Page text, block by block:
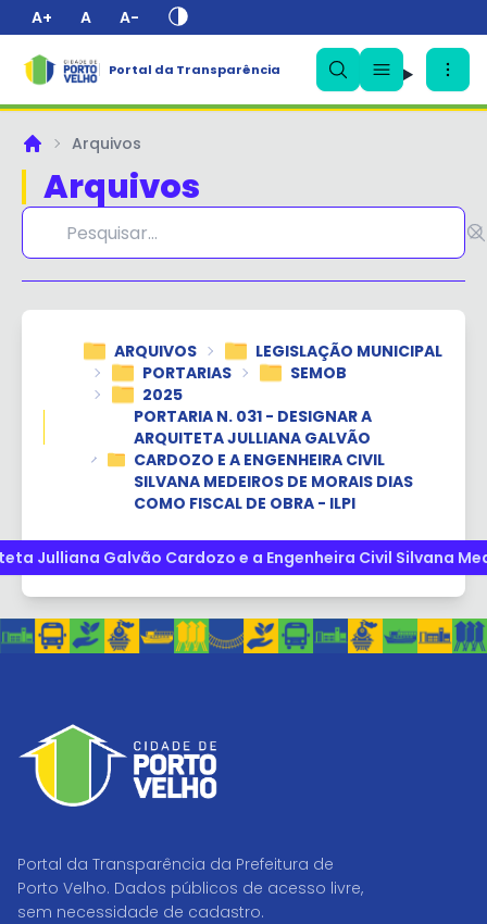
A+ A A-
Portal da Transparência
PrincipalArquivos
Arquivos
ARQUIVOS
LEGISLAÇÃO MUNICIPAL
PORTARIAS
SEMOB
2025
PORTARIA N. 031 - DESIGNAR A
ARQUITETA JULLIANA GALVÃO
CARDOZO E A ENGENHEIRA CIVIL
SILVANA MEDEIROS DE MORAIS DIAS
COMO FISCAL DE OBRA - ILPI
Julliana Galvão Cardozo e a Engenheira Civil Silvana
Portal da Transparência da Prefeitura de
Porto Velho. Dados públicos de acesso livre,
sem necessidade de cadastro.
✕